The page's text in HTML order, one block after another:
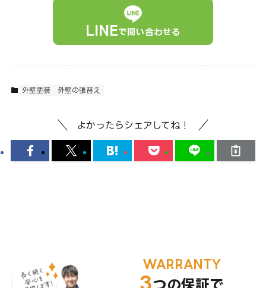
LINEで問い合わせる
外壁塗装 外壁の張替え
よかったらシェアしてね！
WARRANTY
3つの保証で